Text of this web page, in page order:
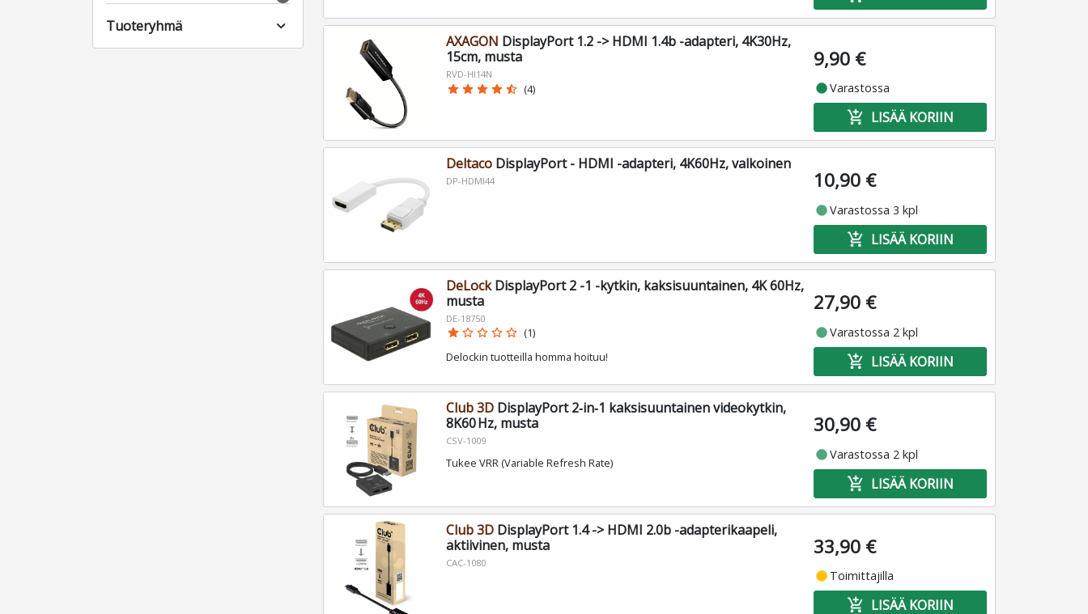
Tuoteryhmä expand_more
AXAGON DisplayPort 1.2 -> HDMI 1.4b -adapteri, 4K30Hz,
15cm, musta
RVD-HI14N
star star star star star_half (4)
9,90 €
fiber_manual_recordVarastossa
add_shopping_cart LISÄÄ KORIIN
DeltacoDisplayPort - HDMI -adapteri, 4K60Hz, valkoinen
DP-HDMI44 10,90 €
fiber_manual_recordVarastossa 3 kpl
add_shopping_cart LISÄÄ KORIIN
DeLockDisplayPort 2 -1 -kytkin, kaksisuuntainen, 4K 60Hz,
musta
DE-18750
star star_border star_border star_border star_border (1)
Delockin tuotteilla homma hoituu!
27,90 €
fiber_manual_recordVarastossa 2 kpl
add_shopping_cart LISÄÄ KORIIN
Club 3DDisplayPort 2‑in‑1 kaksisuuntainen videokytkin,
8K60 Hz, musta
CSV-1009
Tukee VRR (Variable Refresh Rate)
30,90 €
fiber_manual_recordVarastossa 2 kpl
add_shopping_cart LISÄÄ KORIIN
Club 3DDisplayPort 1.4 -> HDMI 2.0b -adapterikaapeli,
aktiivinen, musta
CAC-1080
33,90 €
fiber_manual_record Toimittajilla
add_shopping_cart LISÄÄ KORIIN